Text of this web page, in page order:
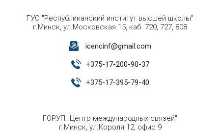
ГУО "Республиканский институт высшей школы"
г.Минск, ул.Московская 15, каб. 720, 727, 808
icencinf@gmail.com
+375-17-200-90-37
+375-17-395-79-40
ГОРУП "Центр международных связей"
г.Минск, ул.Короля 12, офис 9